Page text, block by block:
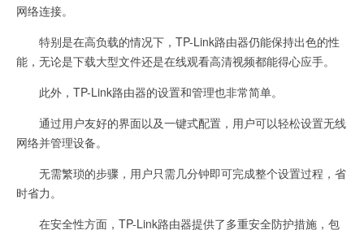
网络连接。
特别是在高负载的情况下，TP-Link路由器仍能保持出色的性
能，无论是下载大型文件还是在线观看高清视频都能得心应手。
此外，TP-Link路由器的设置和管理也非常简单。
通过用户友好的界面以及一键式配置，用户可以轻松设置无线
网络并管理设备。
无需繁琐的步骤，用户只需几分钟即可完成整个设置过程，省
时省力。
在安全性方面，TP-Link路由器提供了多重安全防护措施，包